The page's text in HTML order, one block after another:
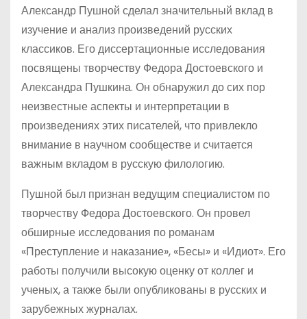
Александр Пушной сделал значительный вклад в
изучение и анализ произведений русских
классиков. Его диссертационные исследования
посвящены творчеству Федора Достоевского и
Александра Пушкина. Он обнаружил до сих пор
неизвестные аспекты и интерпретации в
произведениях этих писателей, что привлекло
внимание в научном сообществе и считается
важным вкладом в русскую филологию.
Пушной был признан ведущим специалистом по
творчеству Федора Достоевского. Он провел
обширные исследования по романам
«Преступление и наказание», «Бесы» и «Идиот». Его
работы получили высокую оценку от коллег и
ученых, а также были опубликованы в русских и
зарубежных журналах.